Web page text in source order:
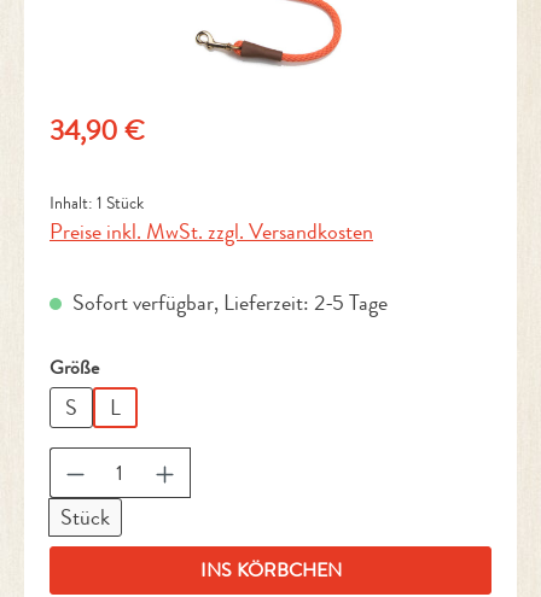
Regulärer Preis:
34,90 €
Inhalt: 1 Stück
Preise inkl. MwSt. zzgl. Versandkosten
Sofort verfügbar, Lieferzeit: 2-5 Tage
Größeauswählen
S L
Produkt Anzahl: Gib den gewünschten Wert
Stück
INS KÖRBCHEN